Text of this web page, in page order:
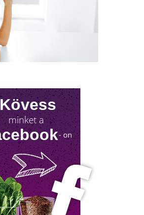
KISOKOS
fontosságáról keveset
Mutatjuk, mit tehetsz érte!
minket a
- on